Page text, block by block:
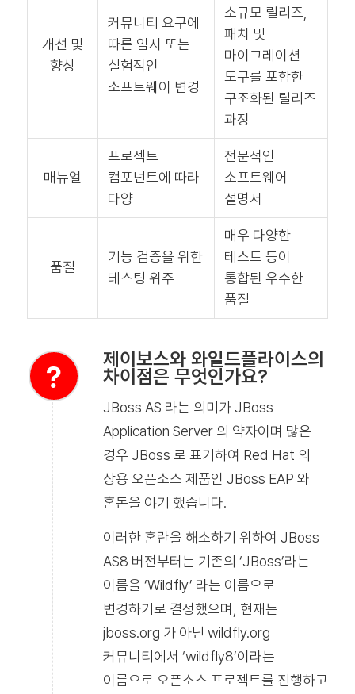
개선 및
향상
커뮤니티 요구에
따른 임시 또는
실험적인
소프트웨어 변경
소규모 릴리즈,
패치 및
마이그레이션
도구를 포함한
구조화된 릴리즈
과정
매뉴얼
프로젝트
컴포넌트에 따라
다양
전문적인
소프트웨어
설명서
품질
기능 검증을 위한
테스팅 위주
매우 다양한
테스트 등이
통합된 우수한
품질
제이보스와 와일드플라이스의
차이점은 무엇인가요?
JBoss AS 라는 의미가 JBoss
Application Server 의 약자이며 많은
경우 JBoss 로 표기하여 Red Hat 의
상용 오픈소스 제품인 JBoss EAP 와
혼돈을 야기 했습니다.
이러한 혼란을 해소하기 위하여 JBoss
AS8 버전부터는 기존의 ‘JBoss’라는
이름을 ‘Wildfly’ 라는 이름으로
변경하기로 결정했으며, 현재는
jboss.org 가 아닌 wildfly.org
커뮤니티에서 ‘wildfly8’이라는
이름으로 오픈소스 프로젝트를 진행하고